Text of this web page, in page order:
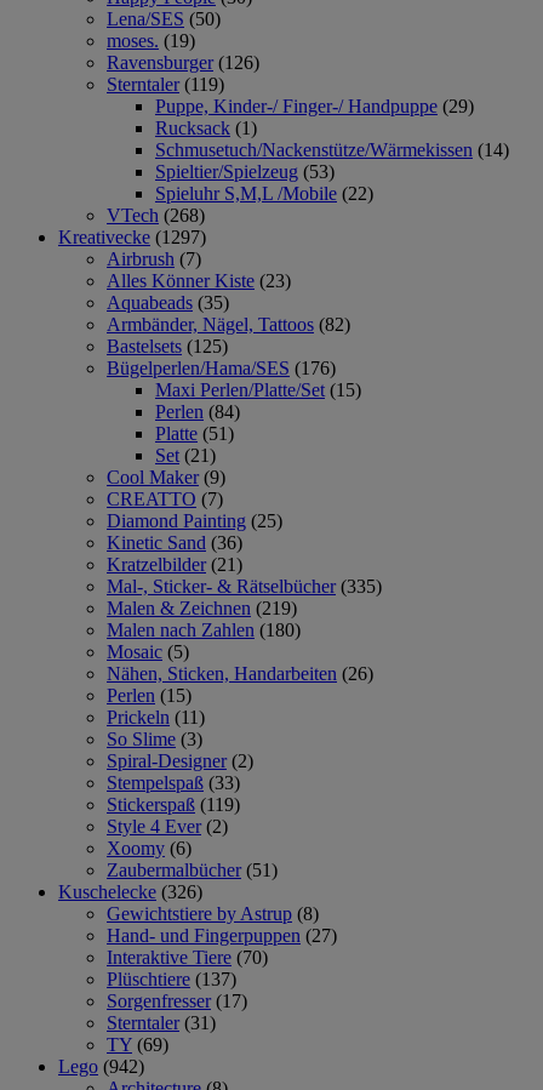
Lena/SES (50)
moses. (19)
Ravensburger (126)
Sterntaler (119)
Puppe, Kinder-/ Finger-/ Handpuppe (29)
Rucksack (1)
Schmusetuch/Nackenstütze/Wärmekissen (14)
Spieltier/Spielzeug (53)
Spieluhr S,M,L /Mobile (22)
VTech (268)
Kreativecke (1297)
Airbrush (7)
Alles Könner Kiste (23)
Aquabeads (35)
Armbänder, Nägel, Tattoos (82)
Bastelsets (125)
Bügelperlen/Hama/SES (176)
Maxi Perlen/Platte/Set (15)
Perlen (84)
Platte (51)
Set (21)
Cool Maker (9)
CREATTO (7)
Diamond Painting (25)
Kinetic Sand (36)
Kratzelbilder (21)
Mal-, Sticker- & Rätselbücher (335)
Malen & Zeichnen (219)
Malen nach Zahlen (180)
Mosaic (5)
Nähen, Sticken, Handarbeiten (26)
Perlen (15)
Prickeln (11)
So Slime (3)
Spiral-Designer (2)
Stempelspaß (33)
Stickerspaß (119)
Style 4 Ever (2)
Xoomy (6)
Zaubermalbücher (51)
Kuschelecke (326)
Gewichtstiere by Astrup (8)
Hand- und Fingerpuppen (27)
Interaktive Tiere (70)
Plüschtiere (137)
Sorgenfresser (17)
Sterntaler (31)
TY (69)
Lego (942)